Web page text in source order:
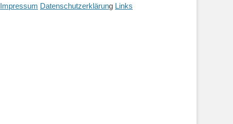
Impressum Datenschutzerklärung Links